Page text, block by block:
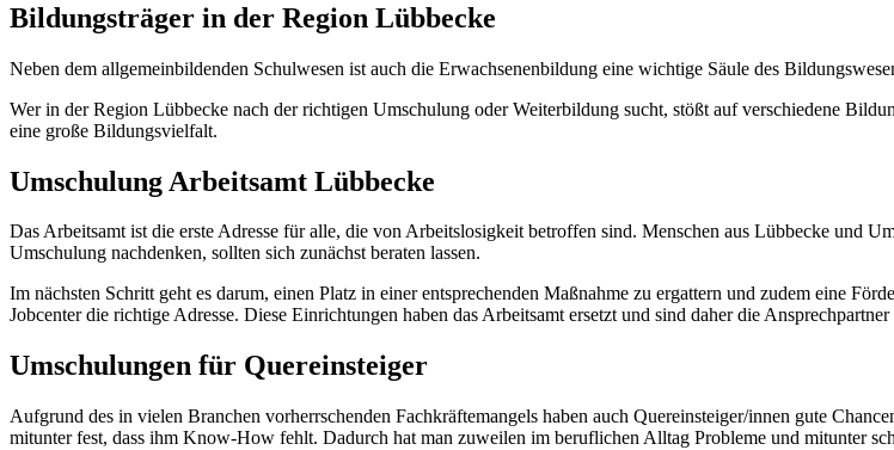
Bildungsträger in der Region Lübbecke
Neben dem allgemeinbildenden Schulwesen ist auch die Erwachsenenbildung eine wichtige Säule des
Wer in der Region Lübbecke nach der richtigen Umschulung oder Weiterbildung sucht, stößt auf verschiedene
eine große Bildungsvielfalt.
Umschulung Arbeitsamt Lübbecke
Das Arbeitsamt ist die erste Adresse für alle, die von Arbeitslosigkeit betroffen sind. Menschen aus Lübbecke und
Umschulung nachdenken, sollten sich zunächst beraten lassen.
Im nächsten Schritt geht es darum, einen Platz in einer entsprechenden Maßnahme zu ergattern und zudem eine
Jobcenter die richtige Adresse. Diese Einrichtungen haben das Arbeitsamt ersetzt und sind daher die
Umschulungen für Quereinsteiger
Aufgrund des in vielen Branchen vorherrschenden Fachkräftemangels haben auch Quereinsteiger/innen gute
mitunter fest, dass ihm Know-How fehlt. Dadurch hat man zuweilen im beruflichen Alltag Probleme und mitunter